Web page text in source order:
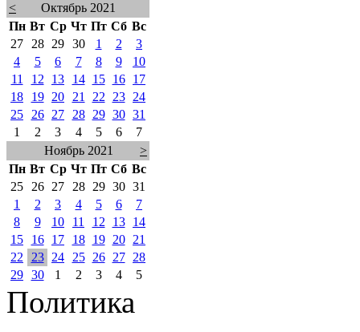
<
Октябрь 2021
Пн Вт Ср Чт Пт Сб Вс
27
28 29 30 1 2
3
4
5 6 7 8 9
10
11
12 13 14 15 16
17
18
19 20 21 22 23
24
25
26 27 28 29 30 31
1
2 3 4 5 6
7
Ноябрь 2021
>
Пн Вт Ср Чт Пт Сб Вс
25
26 27 28 29 30 31
1
2 3 4 5 6
7
8
9 10 11 12 13
14
15
16 17 18 19 20
21
22
23 24 25 26 27
28
29 30 1 2 3 4 5
Политика